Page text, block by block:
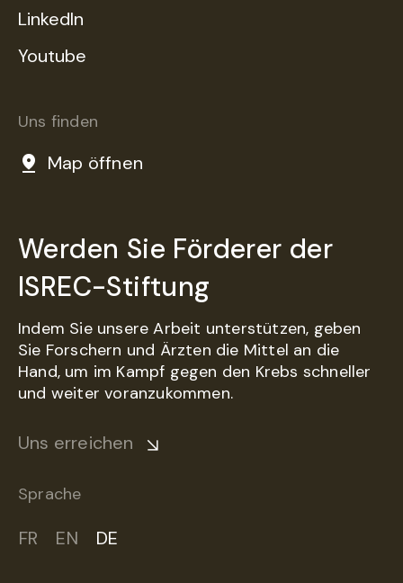
LinkedIn
Youtube
Uns finden
Map öffnen
Werden Sie Förderer der
ISREC-Stiftung
Indem Sie unsere Arbeit unterstützen, geben
Sie Forschern und Ärzten die Mittel an die
Hand, um im Kampf gegen den Krebs schneller
und weiter voranzukommen.
Uns erreichen
Sprache
FR EN DE